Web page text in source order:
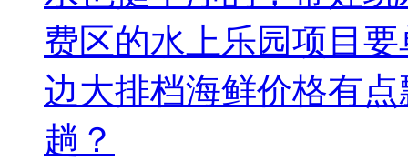
费区的水上乐园项目
边大排档海鲜价格有
趟？